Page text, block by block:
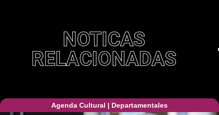
NOTICAS
RELACIONADAS
Agenda Cultural | Departamentales